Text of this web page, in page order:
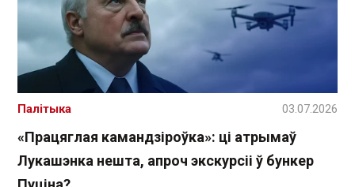
«Працяглая камандзіроўка»: ці атрымаў
Лукашэнка нешта, апроч экскурсіі ў бункер
Палітыка 03.07.2026